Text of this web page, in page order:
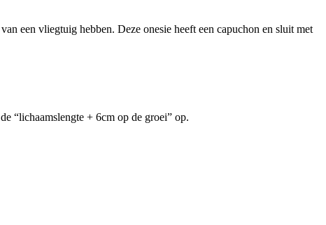
een vliegtuig hebben. Deze onesie heeft een capuchon en sluit met
“lichaamslengte + 6cm op de groei” op.